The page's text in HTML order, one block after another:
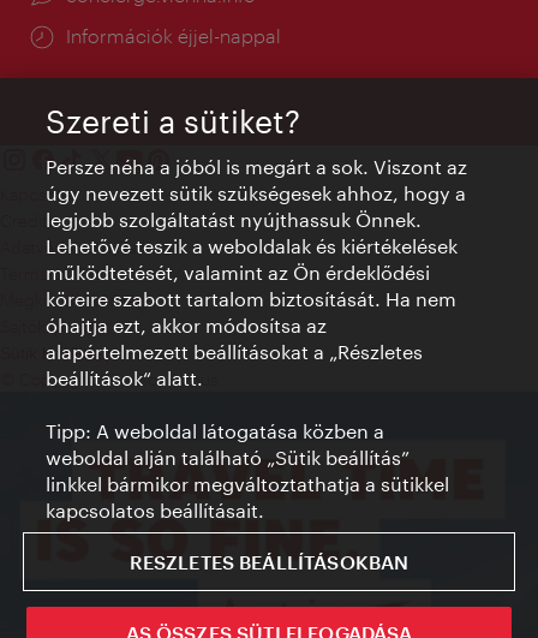
Információk éjjel-nappal
Kapcsolat
Credits
Adatvédelmi nyilatkozat
Terms of Use
Megközelíthetőség
Sajtókapcsolat
Sütik beállítása
© Copyright WienTourismus
Szereti a sütiket?
Persze néha a jóból is megárt a sok. Viszont az
úgy nevezett sütik szükségesek ahhoz, hogy a
legjobb szolgáltatást nyújthassuk Önnek.
Lehetővé teszik a weboldalak és kiértékelések
működtetését, valamint az Ön érdeklődési
köreire szabott tartalom biztosítását. Ha nem
óhajtja ezt, akkor módosítsa az
alapértelmezett beállításokat a „Részletes
beállítások“ alatt.
Tipp: A weboldal látogatása közben a
weboldal alján található „Sütik beállítás”
linkkel bármikor megváltoztathatja a sütikkel
kapcsolatos beállításait.
RESZLETES BEÁLLÍTÁSOKBAN
AS ÖSSZES SÜTI ELFOGADÁSA